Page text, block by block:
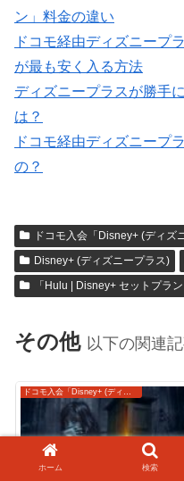
ン」料金の違い
ドコモ経由ディズニープ
が最も安く入る方法
ディズニープラスが勝手
は？
ドコモ経由ディズニープ
の？
ドコモ入会「Disney+ (ディズ
Disney+ (ディズニープラス)
「Hulu | Disney+ セットプラン
その他 以下の関連
ドコモ入会「Disney+ (ディズニープラス)」
ホーム 検索